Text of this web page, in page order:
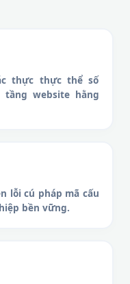
thực thực thể số
tầng website hằng
lỗi cú pháp mã cấu
bền vững.